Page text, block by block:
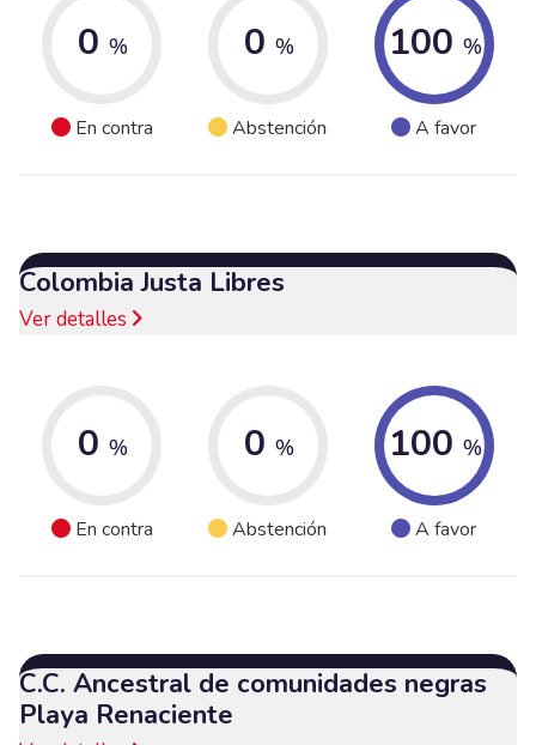
0 %
En contra
0 %
Abstención
100 %
A favor
Colombia Justa Libres
Ver detalles
0 %
En contra
0 %
Abstención
100 %
A favor
C.C. Ancestral de comunidades negras
Playa Renaciente